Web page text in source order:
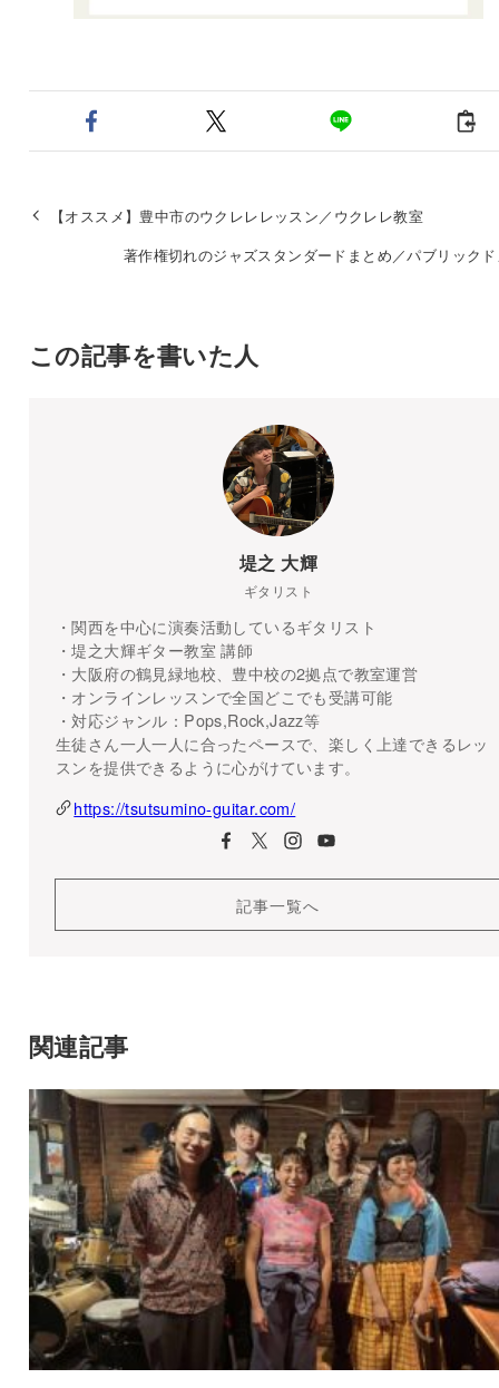
【オススメ】豊中市のウクレレレッスン／ウクレレ教室
著作権切れのジャズスタンダードまとめ／パブリック
この記事を書いた人
堤之 大輝
ギタリスト
・関西を中心に演奏活動しているギタリスト
・堤之大輝ギター教室 講師
・大阪府の鶴見緑地校、豊中校の2拠点で教室運営
・オンラインレッスンで全国どこでも受講可能
・対応ジャンル：Pops,Rock,Jazz等
生徒さん一人一人に合ったペースで、楽しく上達できるレッ
スンを提供できるように心がけています。
https://tsutsumino-guitar.com/
記事一覧へ
関連記事